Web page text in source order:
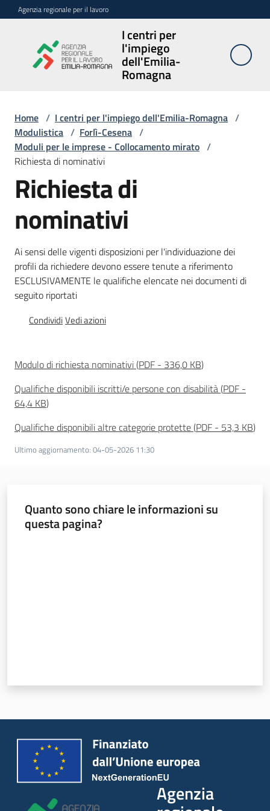
Vai al contenuto
Vai alla navigazione
Vai al footer
Agenzia regionale per il lavoro
I centri per
l'impiego
dell'Emilia-
Romagna
I centri per
l'impiego
dell'Emilia-
Romagna
Sedi
e
contatti
Avvisi
Atti
amministrativi
Agenzia
lavoro
L'Agenzia
Novità
Home / I centri per l'impiego dell'Emilia-Romagna /
Modulistica / Forlì-Cesena /
Moduli per le imprese - Collocamento mirato /
Richiesta di nominativi
Richiesta di
nominativi
Ai sensi delle vigenti disposizioni per l'individuazione dei
profili da richiedere devono essere tenute a riferimento
ESCLUSIVAMENTE le qualifiche elencate nei documenti di
seguito riportati
CondividiVedi azioni
Modulo di richiesta nominativi(PDF - 336,0 KB)
Qualifiche disponibili iscritti/e persone con disabilità(PDF -
64,4 KB)
Qualifiche disponibili altre categorie protette(PDF - 53,3 KB)
Ultimo aggiornamento: 04-05-2026 11:30
Quanto sono chiare le informazioni su
questa pagina?
Agenzia